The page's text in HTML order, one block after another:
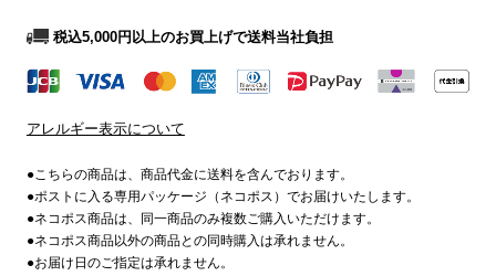
税込5,000円以上のお買上げで送料当社負担
アレルギー表示について
●こちらの商品は、商品代金に送料を含んでおります。
●ポストに入る専用パッケージ（ネコポス）でお届けいたします。
●ネコポス商品は、同一商品のみ複数ご購入いただけます。
●ネコポス商品以外の商品との同時購入は承れません。
●お届け日のご指定は承れません。